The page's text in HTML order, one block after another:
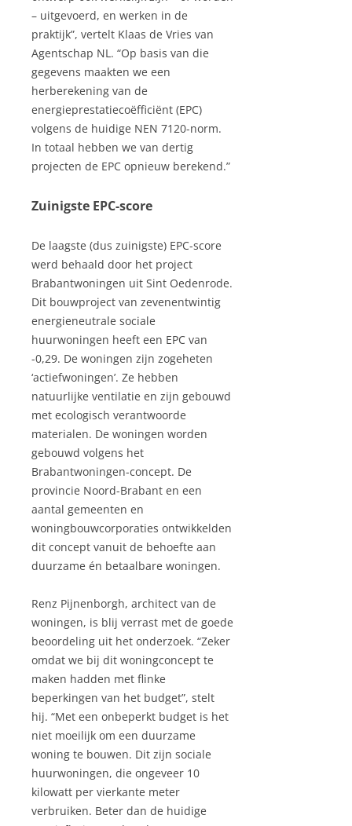
– uitgevoerd, en werken in de
praktijk”, vertelt Klaas de Vries van
Agentschap NL. “Op basis van die
gegevens maakten we een
herberekening van de
energieprestatiecoëfficiënt (EPC)
volgens de huidige NEN 7120-norm.
In totaal hebben we van dertig
projecten de EPC opnieuw berekend.”
Zuinigste EPC-score
De laagste (dus zuinigste) EPC-score
werd behaald door het project
Brabantwoningen uit Sint Oedenrode.
Dit bouwproject van zevenentwintig
energieneutrale sociale
huurwoningen heeft een EPC van
-0,29. De woningen zijn zogeheten
‘actiefwoningen’. Ze hebben
natuurlijke ventilatie en zijn gebouwd
met ecologisch verantwoorde
materialen. De woningen worden
gebouwd volgens het
Brabantwoningen-concept. De
provincie Noord-Brabant en een
aantal gemeenten en
woningbouwcorporaties ontwikkelden
dit concept vanuit de behoefte aan
duurzame én betaalbare woningen.
Renz Pijnenborgh, architect van de
woningen, is blij verrast met de goede
beoordeling uit het onderzoek. “Zeker
omdat we bij dit woningconcept te
maken hadden met flinke
beperkingen van het budget”, stelt
hij. “Met een onbeperkt budget is het
niet moeilijk om een duurzame
woning te bouwen. Dit zijn sociale
huurwoningen, die ongeveer 10
kilowatt per vierkante meter
verbruiken. Beter dan de huidige